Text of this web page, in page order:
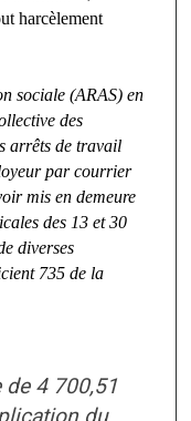
harcèlement
sociale (ARAS) en
des
arrêts de travail
par courrier
mis en demeure
des 13 et 30
diverses
735 de la
4 700,51